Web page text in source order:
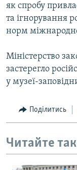
як спробу
та ігнорування
норм
Міністерство
застерегло
у музеї-
Поділитись
Читайте